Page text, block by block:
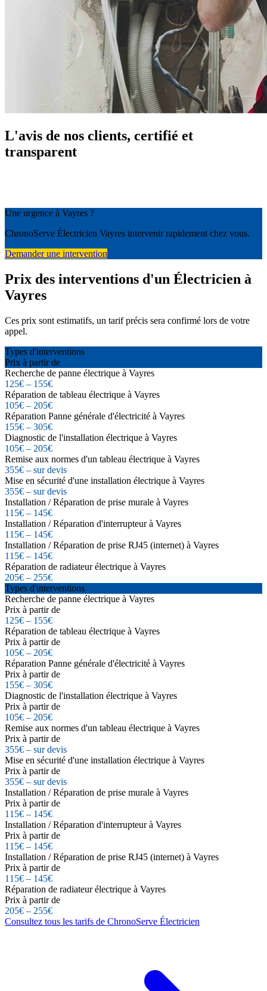
L'avis de nos clients, certifié et
transparent
Une urgence à Vayres ?
ChronoServe Électricien Vayres intervenir rapidement chez vous.
Demander une intervention
Prix des interventions d'un Électricien à
Vayres
Ces prix sont estimatifs, un tarif précis sera confirmé lors de votre
appel.
Types d'interventions
Prix à partir de
Recherche de panne électrique à Vayres
125€ – 155€
Réparation de tableau électrique à Vayres
105€ – 205€
Réparation Panne générale d'électricité à Vayres
155€ – 305€
Diagnostic de l'installation électrique à Vayres
105€ – 205€
Remise aux normes d'un tableau électrique à Vayres
355€ – sur devis
Mise en sécurité d'une installation électrique à Vayres
355€ – sur devis
Installation / Réparation de prise murale à Vayres
115€ – 145€
Installation / Réparation d'interrupteur à Vayres
115€ – 145€
Installation / Réparation de prise RJ45 (internet) à Vayres
115€ – 145€
Réparation de radiateur électrique à Vayres
205€ – 255€
Types d'interventions
Recherche de panne électrique à Vayres
Prix à partir de
125€ – 155€
Réparation de tableau électrique à Vayres
Prix à partir de
105€ – 205€
Réparation Panne générale d'électricité à Vayres
Prix à partir de
155€ – 305€
Diagnostic de l'installation électrique à Vayres
Prix à partir de
105€ – 205€
Remise aux normes d'un tableau électrique à Vayres
Prix à partir de
355€ – sur devis
Mise en sécurité d'une installation électrique à Vayres
Prix à partir de
355€ – sur devis
Installation / Réparation de prise murale à Vayres
Prix à partir de
115€ – 145€
Installation / Réparation d'interrupteur à Vayres
Prix à partir de
115€ – 145€
Installation / Réparation de prise RJ45 (internet) à Vayres
Prix à partir de
115€ – 145€
Réparation de radiateur électrique à Vayres
Prix à partir de
205€ – 255€
Consultez tous les tarifs de ChronoServe Électricien